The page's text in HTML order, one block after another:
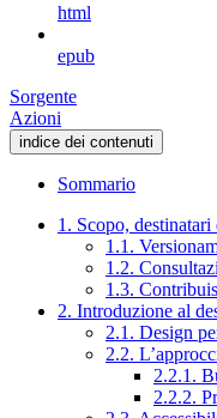
html
epub
Sorgente
Azioni
indice dei contenuti
Sommario
1. Scopo,
1.1.
1.2.
1.3.
2. Introduzione al
2.1. Design
2.2.
2.2.1.
2.2.2.